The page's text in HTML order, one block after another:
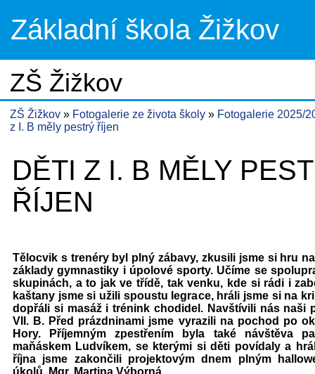
Základní škola Žižkov
ZŠ Žižkov
ZŠ Žižkov Fotogalerie ze života školy
Fotogalerie 2025/
z I. B měly pestrý říjen
DĚTI Z I. B MĚLY
ŘÍJEN
Tělocvik s trenéry byl plný zábavy, zkusili jsme si hru
základy gymnastiky i úpolové sporty. Učíme se
skupinách, a to jak ve třídě, tak venku, kde si rádi i
kaštany jsme si užili spoustu legrace, hráli jsme si na
dopřáli si masáž i trénink chodidel. Navštívili nás naši
VII. B. Před prázdninami jsme vyrazili na pochod po
Hory. Příjemným zpestřením byla také návštěva
maňáskem Ludvíkem, se kterými si děti povídaly a
října jsme zakončili projektovým dnem plným
úkolů. Mgr. Martina Výborná